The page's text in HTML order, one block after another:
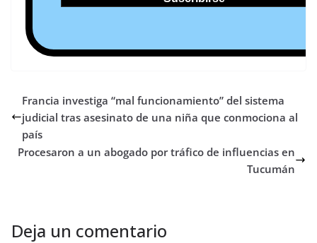
Francia investiga “mal funcionamiento” del sistema
judicial tras asesinato de una niña que conmociona al
país
Procesaron a un abogado por tráfico de influencias en
Tucumán
Deja un comentario